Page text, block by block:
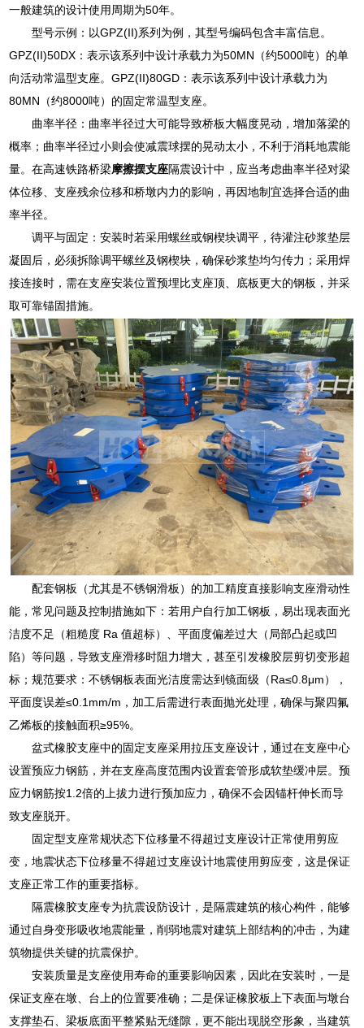
一般建筑的设计使用周期为50年。
型号示例：以GPZ(II)系列为例，其型号编码包含丰富信息。
GPZ(II)50DX：表示该系列中设计承载力为50MN（约5000吨）的单
向活动常温型支座。GPZ(II)80GD：表示该系列中设计承载力为
80MN（约8000吨）的固定常温型支座。
曲率半径：曲率半径过大可能导致桥板大幅度晃动，增加落梁的
概率；曲率半径过小则会使减震球摆的晃动太小，不利于消耗地震能
量。在高速铁路桥梁摩擦摆支座隔震设计中，应当考虑曲率半径对梁
体位移、支座残余位移和桥墩内力的影响，再因地制宜选择合适的曲
率半径。
调平与固定：安装时若采用螺丝或钢楔块调平，待灌注砂浆垫层
凝固后，必须拆除调平螺丝及钢楔块，确保砂浆垫均匀传力；采用焊
接连接时，需在支座安装位置预埋比支座顶、底板更大的钢板，并采
取可靠锚固措施。
配套钢板（尤其是不锈钢滑板）的加工精度直接影响支座滑动性
能，常见问题及控制措施如下：若用户自行加工钢板，易出现表面光
洁度不足（粗糙度 Ra 值超标）、平面度偏差过大（局部凸起或凹
陷）等问题，导致支座滑移时阻力增大，甚至引发橡胶层剪切变形超
标；规范要求：不锈钢板表面光洁度需达到镜面级（Ra≤0.8μm），
平面度误差≤0.1mm/m，加工后需进行表面抛光处理，确保与聚四氟
乙烯板的接触面积≥95%。
盆式橡胶支座中的固定支座采用拉压支座设计，通过在支座中心
设置预应力钢筋，并在支座高度范围内设置套管形成软垫缓冲层。预
应力钢筋按1.2倍的上拔力进行预加应力，确保不会因锚杆伸长而导
致支座脱开。
固定型支座常规状态下位移量不得超过支座设计正常使用剪应
变，地震状态下位移量不得超过支座设计地震使用剪应变，这是保证
支座正常工作的重要指标。
隔震橡胶支座专为抗震设防设计，是隔震建筑的核心构件，能够
通过自身变形吸收地震能量，削弱地震对建筑上部结构的冲击，为建
筑物提供关键的抗震保护。
安装质量是支座使用寿命的重要影响因素，因此在安装时，一是
保证支座在墩、台上的位置要准确；二是保证橡胶板上下表面与墩台
支撑垫石、梁板底面平整紧贴无缝隙，更不能出现脱空形象，当建筑